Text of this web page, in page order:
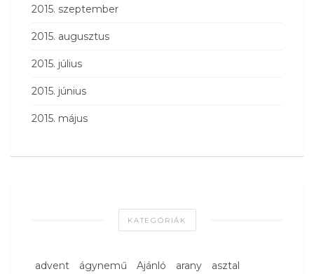
2015. szeptember
2015. augusztus
2015. július
2015. június
2015. május
KATEGÓRIÁK
advent ágynemű Ajánló arany asztal